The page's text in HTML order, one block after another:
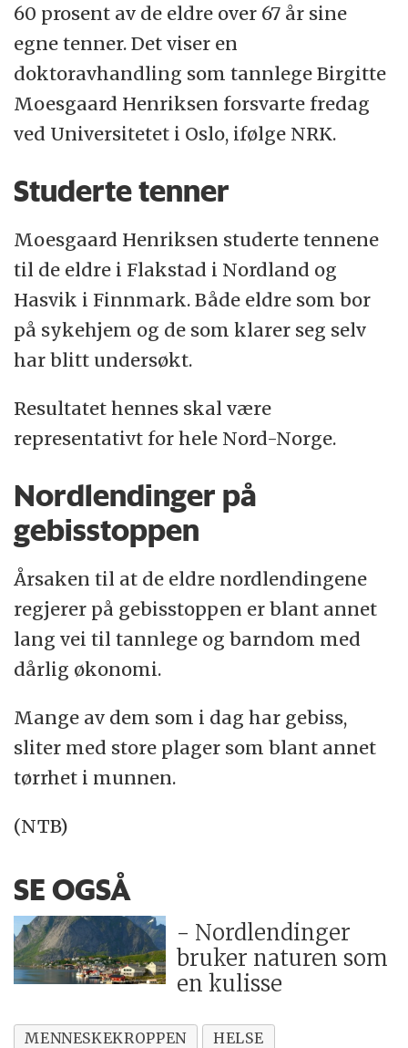
60 prosent av de eldre over 67 år sine
egne tenner. Det viser en
doktoravhandling som tannlege Birgitte
Moesgaard Henriksen forsvarte fredag
ved Universitetet i Oslo, ifølge NRK.
Studerte tenner
Moesgaard Henriksen studerte tennene
til de eldre i Flakstad i Nordland og
Hasvik i Finnmark. Både eldre som bor
på sykehjem og de som klarer seg selv
har blitt undersøkt.
Resultatet hennes skal være
representativt for hele Nord-Norge.
Nordlendinger på
gebisstoppen
Årsaken til at de eldre nordlendingene
regjerer på gebisstoppen er blant annet
lang vei til tannlege og barndom med
dårlig økonomi.
Mange av dem som i dag har gebiss,
sliter med store plager som blant annet
tørrhet i munnen.
(NTB)
SE OGSÅ
- Nordlendinger
bruker naturen som
en kulisse
MENNESKEKROPPEN HELSE